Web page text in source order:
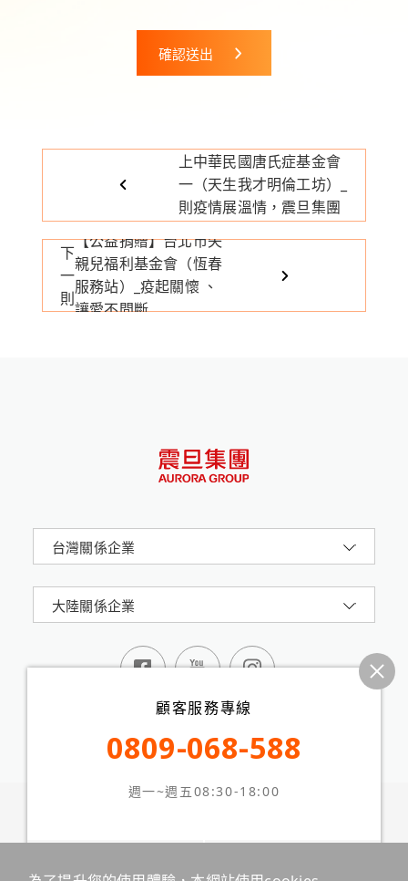
確認送出
上
一
則
中華民國唐氏症基金會
（天生我才明倫工坊）_
疫情展溫情，震旦集團
下
一
則
【公益捐贈】台北市失
親兒福利基金會（恆春
服務站）_疫起關懷 、
讓愛不間斷
顧客服務專線
0809-068-588
週一~週五08:30-18:00
台灣關係企業
大陸關係企業
台北市信義路五段2號16樓 網站地圖 隱私權政策